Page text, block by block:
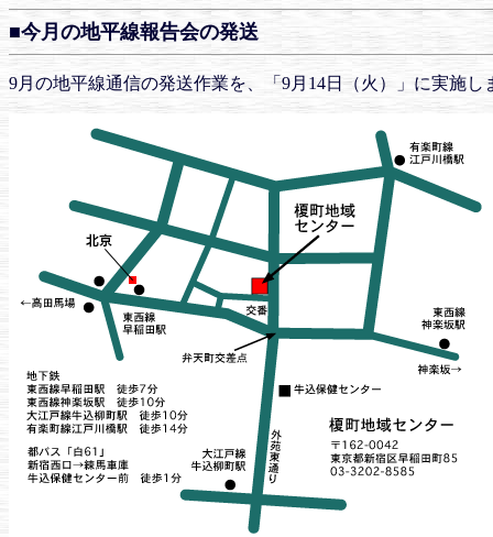
■今月の地平線報告会の発送
9月の地平線通信の発送作業を、「9月14日（火）」に実施